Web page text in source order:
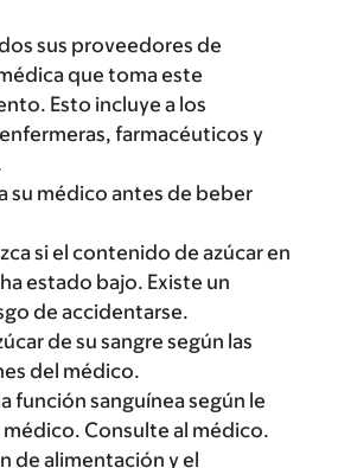
sus proveedores de
que toma este
Esto incluye a los
farmacéuticos y
su médico antes de beber
si el contenido de azúcar en
estado bajo. Existe un
de accidentarse.
de su sangre según las
del médico.
función sanguínea según le
Consulte al médico.
de alimentación y el